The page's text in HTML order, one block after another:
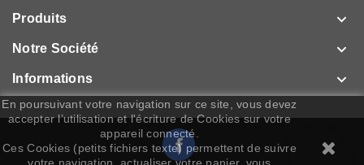
Produits 
Notre Société 
Informations 
En poursuivant votre navigation sur ce site, vous devez
accepter l’utilisation et l'écriture de Cookies sur votre
appareil connecté.
Ces Cookies (petits fichiers texte) permettent de suivre